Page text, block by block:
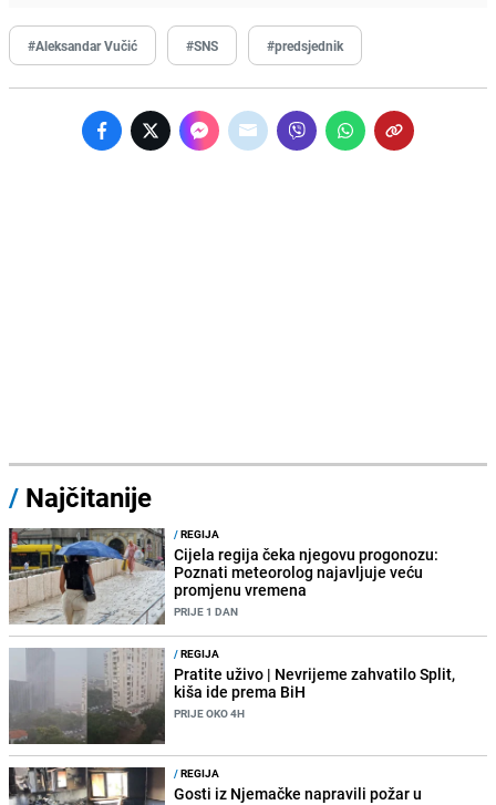
#Aleksandar Vučić #SNS #predsjednik
/ Najčitanije
/REGIJA
Cijela regija čeka njegovu progonozu:
Poznati meteorolog najavljuje veću
promjenu vremena
PRIJE 1 DAN
/REGIJA
Pratite uživo | Nevrijeme zahvatilo Split,
kiša ide prema BiH
PRIJE OKO 4H
/REGIJA
Gosti iz Njemačke napravili požar u